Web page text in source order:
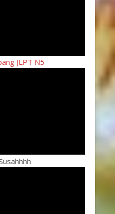
JLPT N5